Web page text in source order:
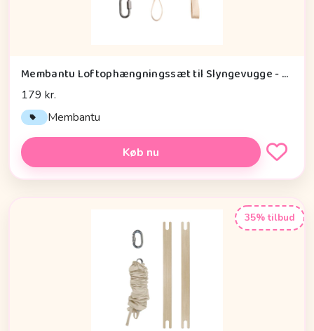
Membantu Loftophængningssæt til Slyngevugge - 2.0 - Natur
179 kr.
Membantu
Køb nu
35% tilbud